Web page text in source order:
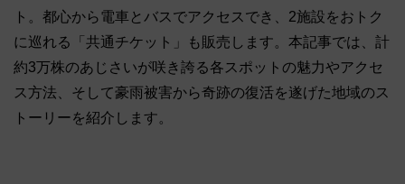
ト。都心から電車とバスでアクセスでき、2施設をおトク
に巡れる「共通チケット」も販売します。本記事では、計
約3万株のあじさいが咲き誇る各スポットの魅力やアクセ
ス方法、そして豪雨被害から奇跡の復活を遂げた地域のス
トーリーを紹介します。